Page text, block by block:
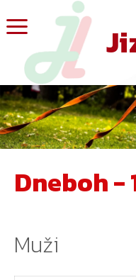
Dneboh -
Muži